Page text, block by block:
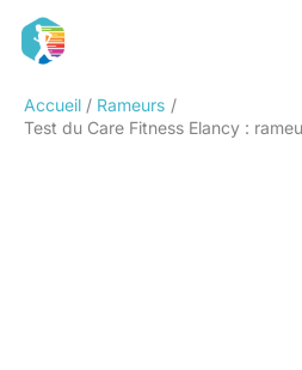
Accueil
Rameurs
Test du Care Fitness Elancy :
Rechercher